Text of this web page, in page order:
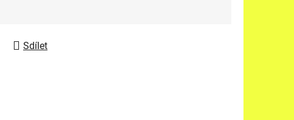
Sdílet